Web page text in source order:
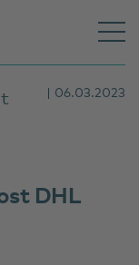
| 06.03.2023
DHL